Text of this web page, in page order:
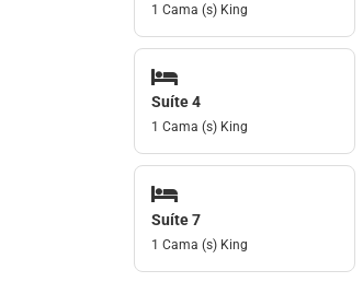
1 Cama (s) King
Suíte 4
1 Cama (s) King
Suíte 7
1 Cama (s) King